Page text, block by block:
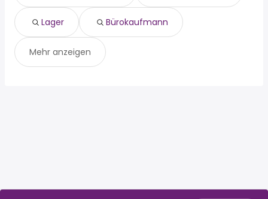
Lager Bürokaufmann
Mehr anzeigen